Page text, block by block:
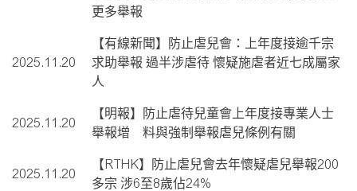
更多舉報
2025.11.20
【有線新聞】防止虐兒會：上年度接逾千宗
求助舉報 過半涉虐待 懷疑施虐者近七成屬家
人
2025.11.20
【明報】防止虐待兒童會上年度接專業人士
舉報增 料與強制舉報虐兒條例有關
2025.11.20
【RTHK】防止虐兒會去年懷疑虐兒舉報200
多宗 涉6至8歲佔24%